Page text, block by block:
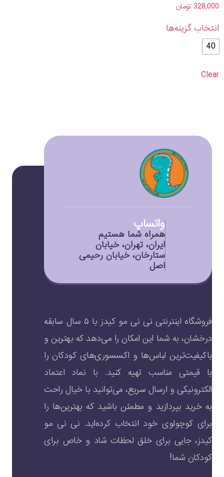
328,000 تومان
انتخاب گزینه‌ها
40
Clear
ایران، تهران، خیابان
ستارخان، خیابان رحیمی
اصل
واتساپ
همراه شما هستیم
فروشگاه اینترنتی نی نی مو کیدز با ۵ سال سابقه
درخشان، به شما این امکان را می‌دهد که بهترین و
باکیفیت‌ترین لباس‌ها و اکسسوری‌های کودکان را
با قیمتی مناسب تهیه کنید. با نماد اعتماد
الکترونیکی و ارسال سریع، می‌توانید با خیال راحت
به خرید بپردازید و مطمئن باشید که بهترین‌ها را
برای کوچولوی خود انتخاب کرده‌اید. نی نی مو
کیدز، جایی برای خلق لحظات شاد و خاص برای
کودکان شما!